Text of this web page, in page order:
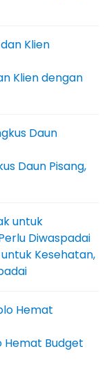
Klien dengan
Daun Pisang,
Kesehatan,
Hemat Budget